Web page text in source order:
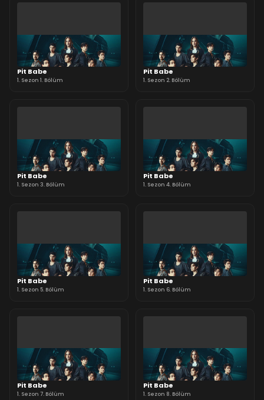
Pit Babe
1. Sezon 1. Bölüm
Pit Babe
1. Sezon 2. Bölüm
Pit Babe
1. Sezon 3. Bölüm
Pit Babe
1. Sezon 4. Bölüm
Pit Babe
1. Sezon 5. Bölüm
Pit Babe
1. Sezon 6. Bölüm
Pit Babe
1. Sezon 7. Bölüm
Pit Babe
1. Sezon 8. Bölüm